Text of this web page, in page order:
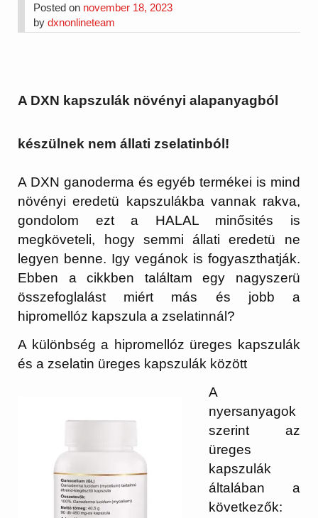
Posted on november 18, 2023
bydxnonlineteam
A DXN kapszulák növényi alapanyagból
készülnek nem állati zselatinból!
A DXN ganoderma és egyéb termékei is mind
növényi eredetü kapszulákba vannak rakva,
gondolom ezt a HALAL minősités is
megköveteli, hogy semmi állati eredetü ne
legyen benne. Igy vegánok is fogyaszthatják.
Ebben a cikkben találtam egy nagyszerü
összefoglalást miért más és jobb a
hipromellóz kapszula a zselatinnál?
A különbség a hipromellóz üreges kapszulák
és a zselatin üreges kapszulák között
A
nyersanyagok
szerint az
üreges
kapszulák
általában a
következők: